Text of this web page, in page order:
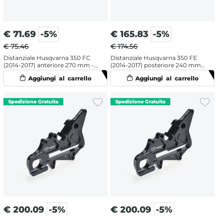
€ 71.69 -5%
€ 75.46
Distanziale Husqvarna 350 FC
(2014-2017) anteriore 270 mm -
Galfer
€ 165.83 -5%
€ 174.56
Distanziale Husqvarna 350 FE
(2014-2017) posteriore 240 mm -
Galfer
€ 200.09 -5% € 200.09 -5%